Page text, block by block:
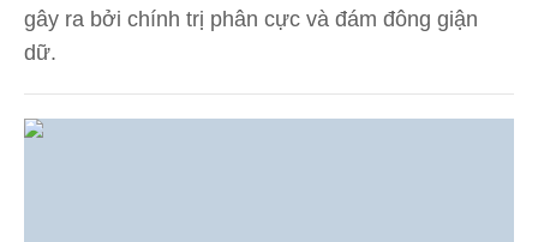
gây ra bởi chính trị phân cực và đám đông giận
dữ.